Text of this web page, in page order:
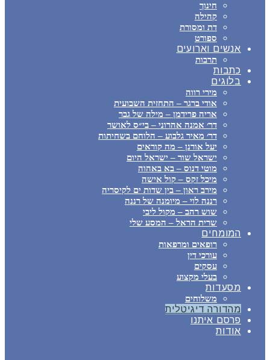
חינוך
קהילה
דת ומסורת
ספורט
אנשים וארועים
תרבות
כתבות
בלוגים
מירי רווה
אודי ברגר – התחזית השבועית
אריה פרידמן – מילה של גבר
דר׳ אמנה אהרוני – בי״ס לאושר
דר׳ מאיר גלבוע – הלוחם בשחיתות
יעל אורנן – מה קוראים
ישראל שור – ישראל היום
מוטי דנוס – בא באהוה
מיכל זקס – קול אישה
מירב ראון – בין שדות ים לקיסריה
רננה לוי – מיומנה של רננה
שוש רהב – מקול ליבי
שרית הראל – המסע שלי
המומחים
רופאים ומרפאות
עורכי דין
עסקים
בעלי מקצוע
מסעדות
משלוחים
מהדורה דיגיטלית
פרסם איתנו
אודות